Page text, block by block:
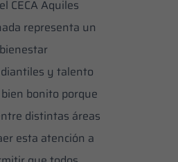
CECA Aquiles
representa un
y talento
bonito porque
distintas áreas
esta atención a